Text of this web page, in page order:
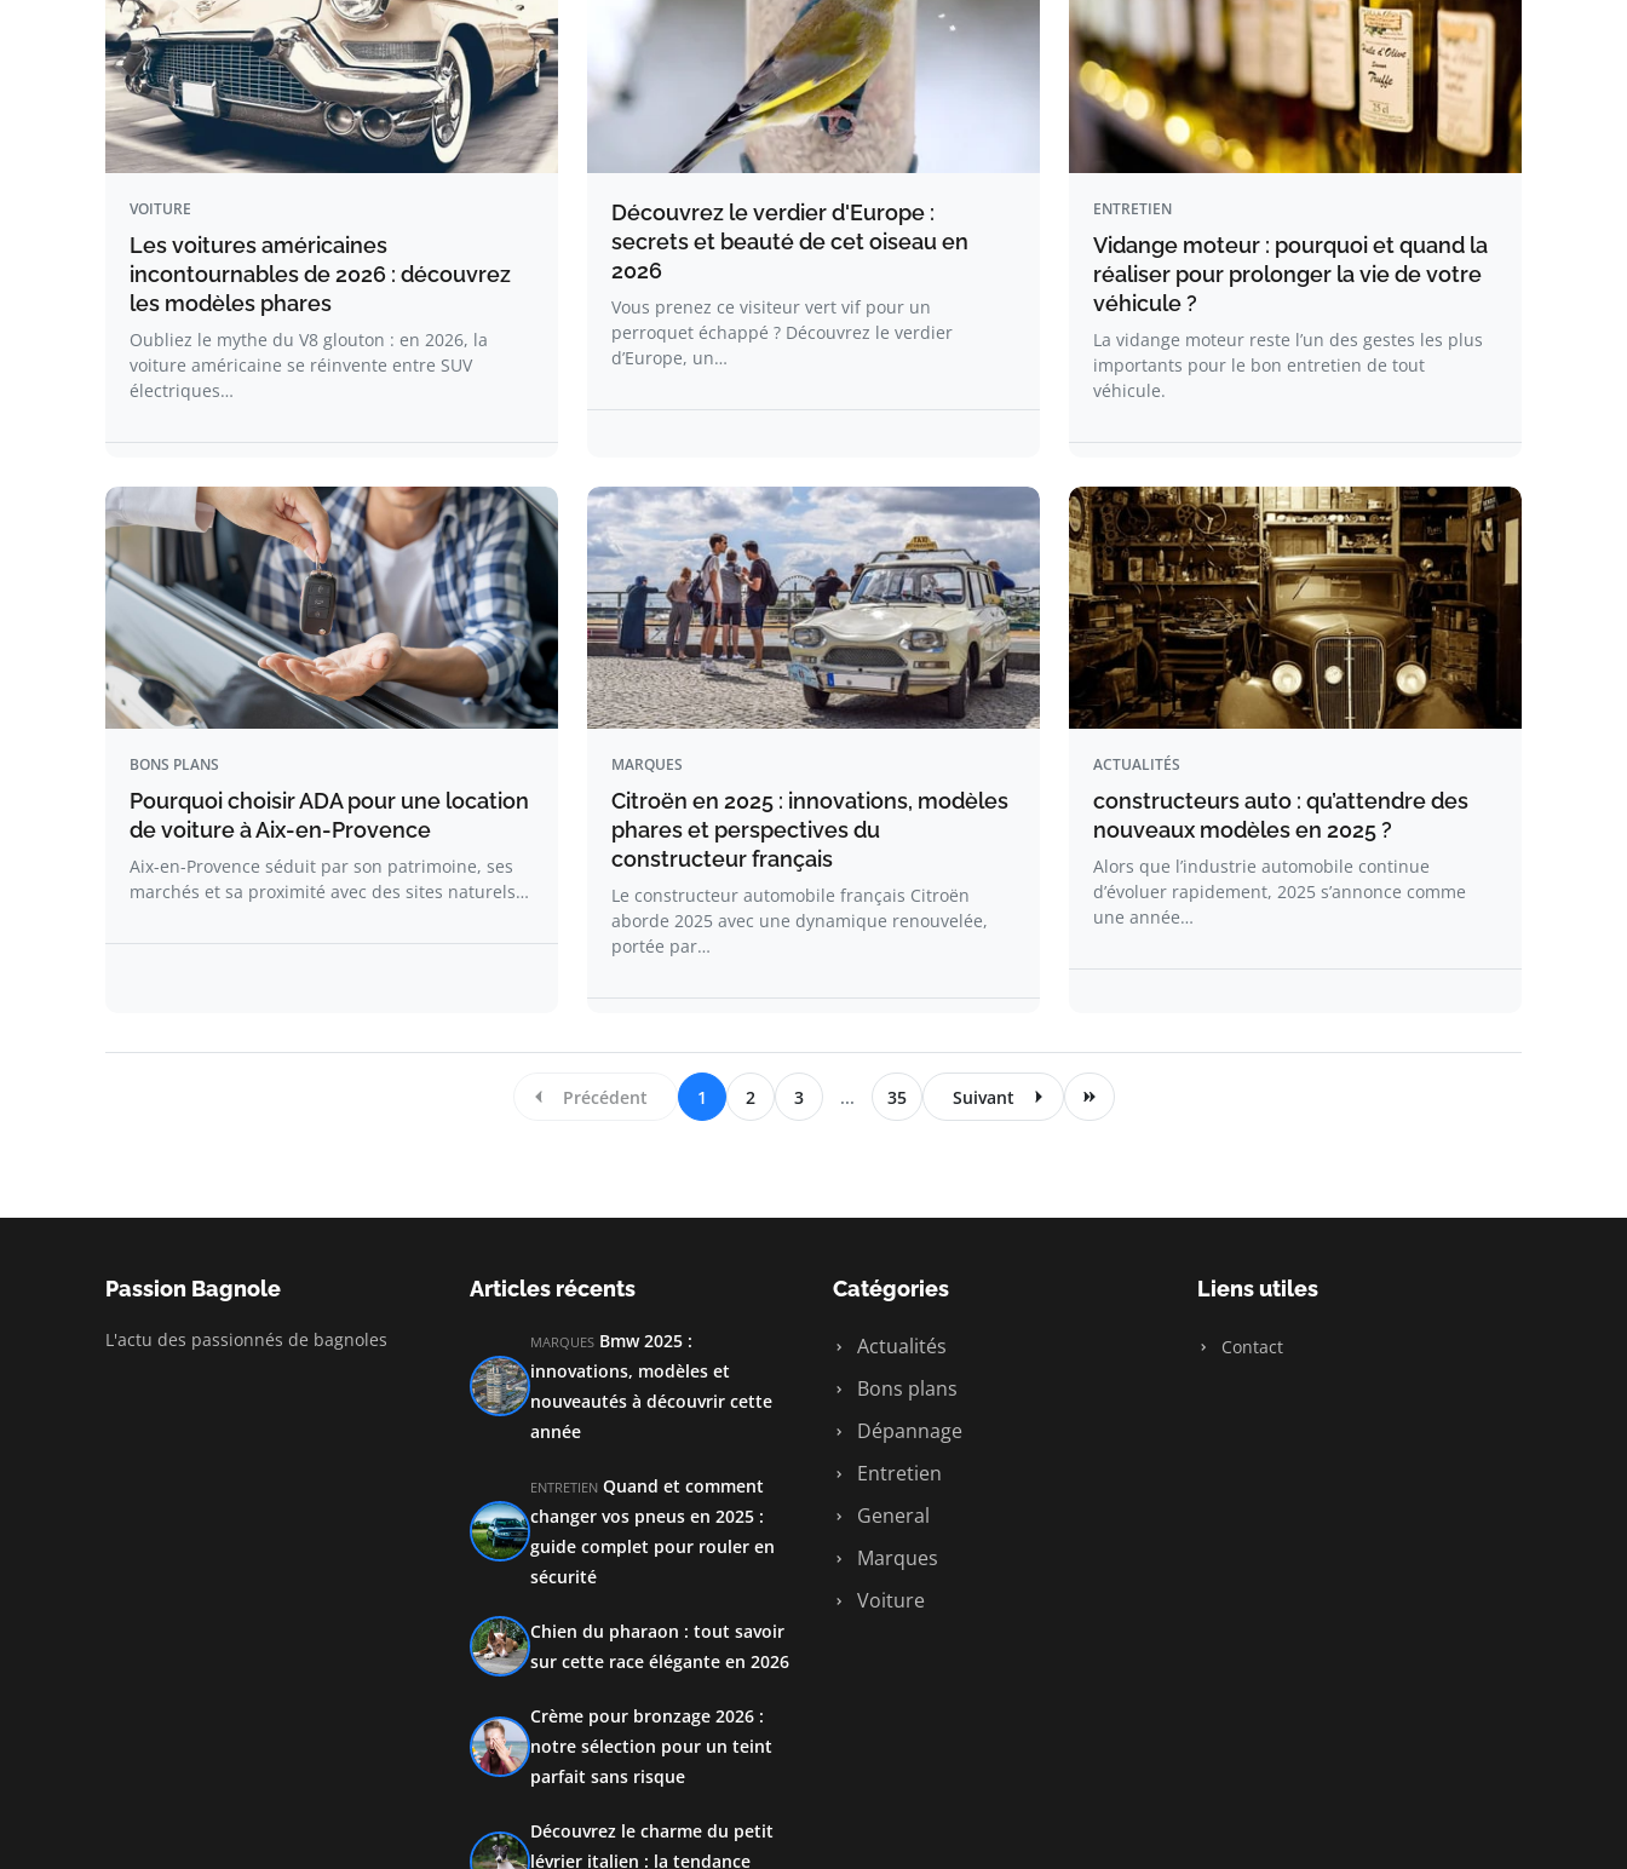
VOITURE
Les voitures américaines
incontournables de 2026 : découvrez
les modèles phares
Oubliez le mythe du V8 glouton : en 2026, la
voiture américaine se réinvente entre SUV
électriques…
Découvrez le verdier d'Europe :
secrets et beauté de cet oiseau en
2026
Vous prenez ce visiteur vert vif pour un
perroquet échappé ? Découvrez le verdier
d’Europe, un…
ENTRETIEN
Vidange moteur : pourquoi et quand la
réaliser pour prolonger la vie de votre
véhicule ?
La vidange moteur reste l’un des gestes les plus
importants pour le bon entretien de tout
véhicule.
BONS PLANS
Pourquoi choisir ADA pour une location
de voiture à Aix-en-Provence
Aix-en-Provence séduit par son patrimoine, ses
marchés et sa proximité avec des sites naturels…
MARQUES
Citroën en 2025 : innovations, modèles
phares et perspectives du
constructeur français
Le constructeur automobile français Citroën
aborde 2025 avec une dynamique renouvelée,
portée par…
ACTUALITÉS
constructeurs auto : qu’attendre des
nouveaux modèles en 2025 ?
Alors que l’industrie automobile continue
d’évoluer rapidement, 2025 s’annonce comme
une année…
Précédent 1 2 3 ... 35 Suivant
Passion Bagnole
L'actu des passionnés de bagnoles
Articles récents
MARQUES Bmw 2025 :
innovations, modèles et
nouveautés à découvrir cette
année
ENTRETIEN Quand et comment
changer vos pneus en 2025 :
guide complet pour rouler en
sécurité
Chien du pharaon : tout savoir
sur cette race élégante en 2026
Crème pour bronzage 2026 :
notre sélection pour un teint
parfait sans risque
Découvrez le charme du petit
lévrier italien : la tendance
Catégories
Actualités
Bons plans
Dépannage
Entretien
General
Marques
Voiture
Liens utiles
Contact